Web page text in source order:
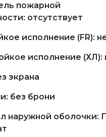
пожарной
отсутствует
исполнение (FR):
исполнение (ХЛ):
экрана
без брони
наружной оболочки: